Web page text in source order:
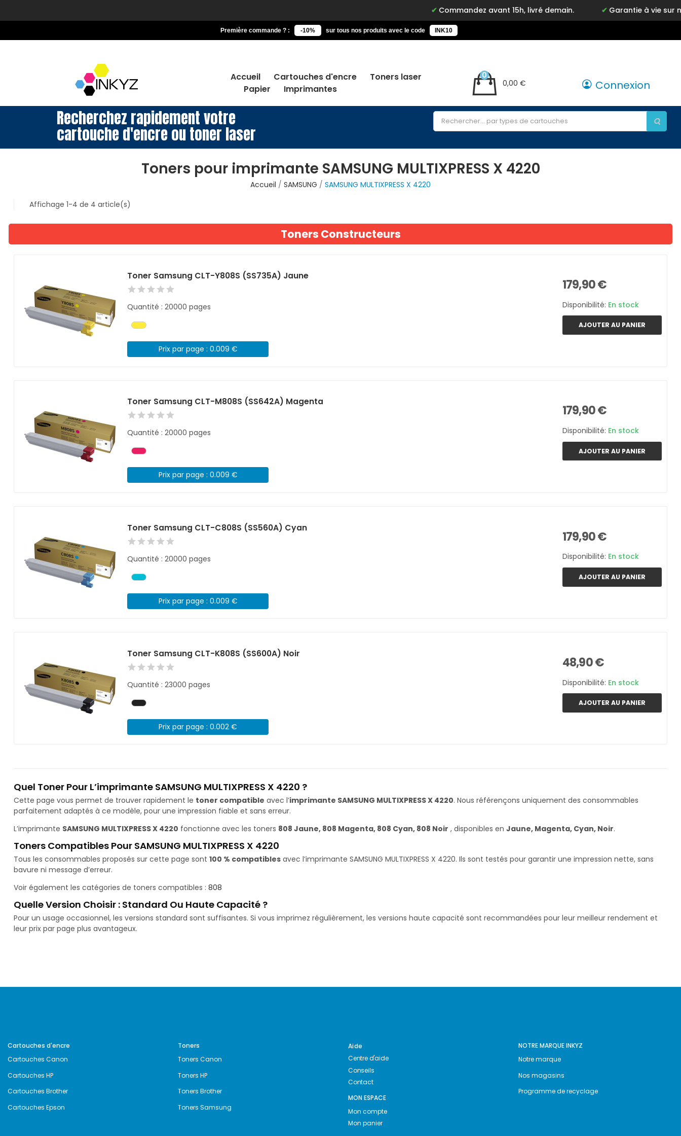
Commandez avant 15h, livré demain. Garantie à vie sur notre
Première commande ? : -10% sur tous nos produits avec le code INK10
Accueil Cartouches d'encre
Toners laser
Papier
Imprimantes
0,00 €
0
Connexion
Recherchez rapidement votre
cartouche d'encre ou toner laser
Toners pour imprimante SAMSUNG MULTIXPRESS X 4220
Accueil SAMSUNG
SAMSUNG MULTIXPRESS X 4220
Affichage 1-4 de 4 article(s)
Toners Constructeurs
Toner Samsung CLT-Y808S (SS735A) Jaune
Quantité : 20000 pages
Prix par page : 0.009 €
179,90 €
Disponibilité: En stock
AJOUTER AU PANIER
Toner Samsung CLT-M808S (SS642A) Magenta
Quantité : 20000 pages
Prix par page : 0.009 €
179,90 €
Disponibilité: En stock
AJOUTER AU PANIER
Toner Samsung CLT-C808S (SS560A) Cyan
Quantité : 20000 pages
Prix par page : 0.009 €
179,90 €
Disponibilité: En stock
AJOUTER AU PANIER
Toner Samsung CLT-K808S (SS600A) Noir
Quantité : 23000 pages
Prix par page : 0.002 €
48,90 €
Disponibilité: En stock
AJOUTER AU PANIER
Quel Toner Pour L’imprimante SAMSUNG MULTIXPRESS X 4220 ?
Cette page vous permet de trouver rapidement le toner compatible avec l’imprimante SAMSUNG MULTIXPRESS X 4220. Nous référençons uniquement des consommables
parfaitement adaptés à ce modèle, pour une impression fiable et sans erreur.
L’imprimante SAMSUNG MULTIXPRESS X 4220 fonctionne avec les toners 808 Jaune, 808 Magenta, 808 Cyan, 808 Noir , disponibles en Jaune, Magenta, Cyan, Noir.
Toners Compatibles Pour SAMSUNG MULTIXPRESS X 4220
Tous les consommables proposés sur cette page sont 100 % compatibles avec l’imprimante SAMSUNG MULTIXPRESS X 4220. Ils sont testés pour garantir une impression nette, sans
bavure ni message d’erreur.
Voir également les catégories de toners compatibles : 808
Quelle Version Choisir : Standard Ou Haute Capacité ?
Pour un usage occasionnel, les versions standard sont suffisantes. Si vous imprimez régulièrement, les versions haute capacité sont recommandées pour leur meilleur rendement et
leur prix par page plus avantageux.
Cartouches d'encre
Cartouches Canon
Cartouches HP
Cartouches Brother
Cartouches Epson
Toners
Toners Canon
Toners HP
Toners Brother
Toners Samsung
Aide
Centre d'aide
Conseils
Contact
MON ESPACE
Mon compte
Mon panier
NOTRE MARQUE INKYZ
Notre marque
Nos magasins
Programme de recyclage